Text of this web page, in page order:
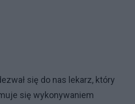
się do nas lekarz, który
się wykonywaniem